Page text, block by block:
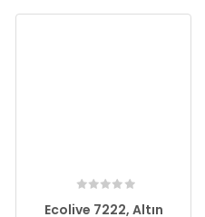
Ecolive 7222, Altın